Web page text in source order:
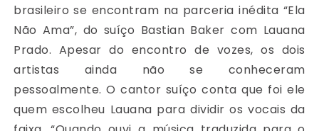
brasileiro se encontram na parceria inédita “Ela
Não Ama”, do suíço Bastian Baker com Lauana
Prado. Apesar do encontro de vozes, os dois
artistas ainda não se conheceram
pessoalmente. O cantor suíço conta que foi ele
quem escolheu Lauana para dividir os vocais da